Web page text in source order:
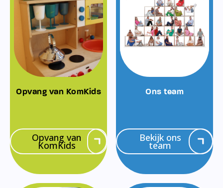
Opvang van KomKids
Opvang van
KomKids
Ons team
Bekijk ons
team